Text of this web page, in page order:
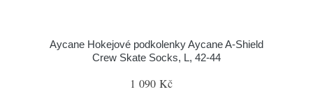
Aycane Hokejové podkolenky Aycane A-Shield
Crew Skate Socks, L, 42-44
1 090 Kč